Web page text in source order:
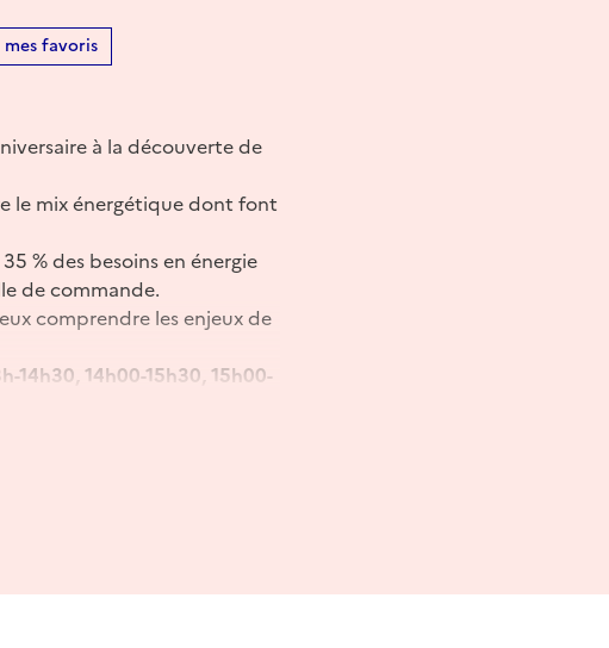
favoris
à la découverte de
le mix énergétique dont font
% des besoins en énergie
de commande.
comprendre les enjeux de
14h30, 14h00-15h30, 15h00-